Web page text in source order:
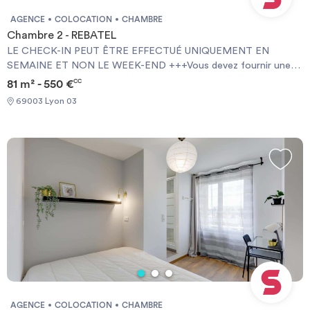
AGENCE COLOCATION CHAMBRE
Chambre 2 - REBATEL
LE CHECK-IN PEUT ÊTRE EFFECTUÉ UNIQUEMENT EN
SEMAINE ET NON LE WEEK-END +++Vous devez fournir une
Garantie Visale obligatoirement et une assurance habitation+++
[ENG] CHECK-IN CAN ONLY BE DONE ON WEEKDAYS AND
NOT AT WEEKENDS +++You must provide a Visale Guarantee
81 m² - 550 €CC
69003 Lyon 03
AGENCE COLOCATION CHAMBRE